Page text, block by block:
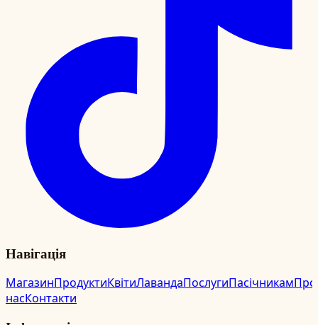
Навігація
МагазинПродуктиКвітиЛавандаПослугиПасічникамПро
насКонтакти